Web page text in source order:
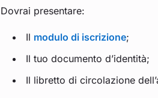
Dovrai presentare:
Il modulo di iscrizione;
Il tuo documento d’identità;
Il libretto di circolazione